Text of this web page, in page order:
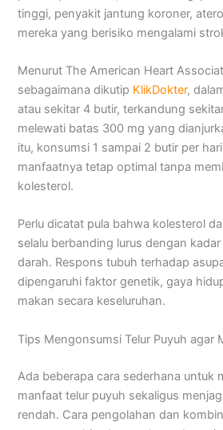
tinggi, penyakit jantung koroner,
mereka yang berisiko mengalami
Menurut The American Heart
sebagaimana dikutip KlikDokter,
atau sekitar 4 butir, terkandung
melewati batas 300 mg yang
itu, konsumsi 1 sampai 2 butir per
manfaatnya tetap optimal tanpa
kolesterol.
Perlu dicatat pula bahwa kolesterol
selalu berbanding lurus dengan
darah. Respons tubuh terhadap
dipengaruhi faktor genetik, gaya
makan secara keseluruhan.
Tips Mengonsumsi Telur Puyuh agar
Ada beberapa cara sederhana untuk
manfaat telur puyuh sekaligus
rendah. Cara pengolahan dan